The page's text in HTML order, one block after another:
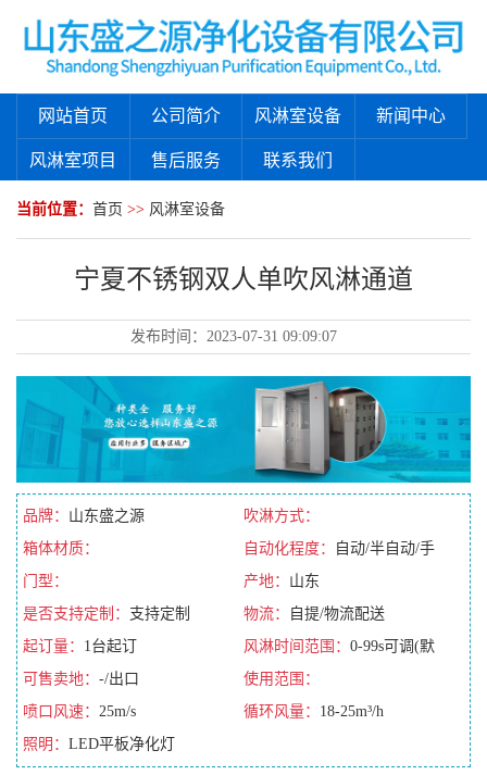
网站首页 公司简介 风淋室设备 新闻中心
风淋室项目 售后服务 联系我们
当前位置： 首页 >> 风淋室设备
宁夏不锈钢双人单吹风淋通道
发布时间： 2023-07-31 09:09:07
品牌： 山东盛之源
吹淋方式：
箱体材质：
自动化程度：
自动/半自动/手
动/全自动
门型： 产地： 山东
是否支持定制： 支持定制 物流：
自提/物流配送
起订量： 1台起订 风淋时间范围： 0-99s可调(默
认10s)
可售卖地： -/出口
使用范围：
喷口风速： 25m/s 循环风量： 18-25m³/h
照明： LED平板净化灯